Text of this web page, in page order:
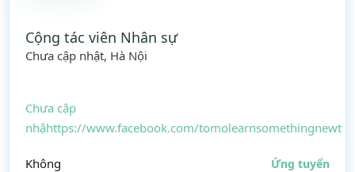
Cộng tác viên Nhân sự
Chưa cập nhật, Hà Nội
Chưa cập
nhậhttps://www.facebook.com/tomolearnsomethingnewt
Không Ứng tuyển